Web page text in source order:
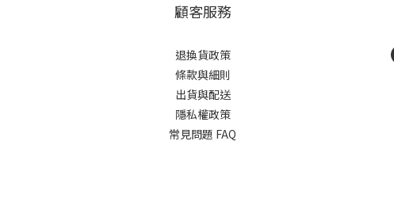
顧客服務
退換貨政策
條款與細則
出貨與配送
隱私權政策
常見問題 FAQ